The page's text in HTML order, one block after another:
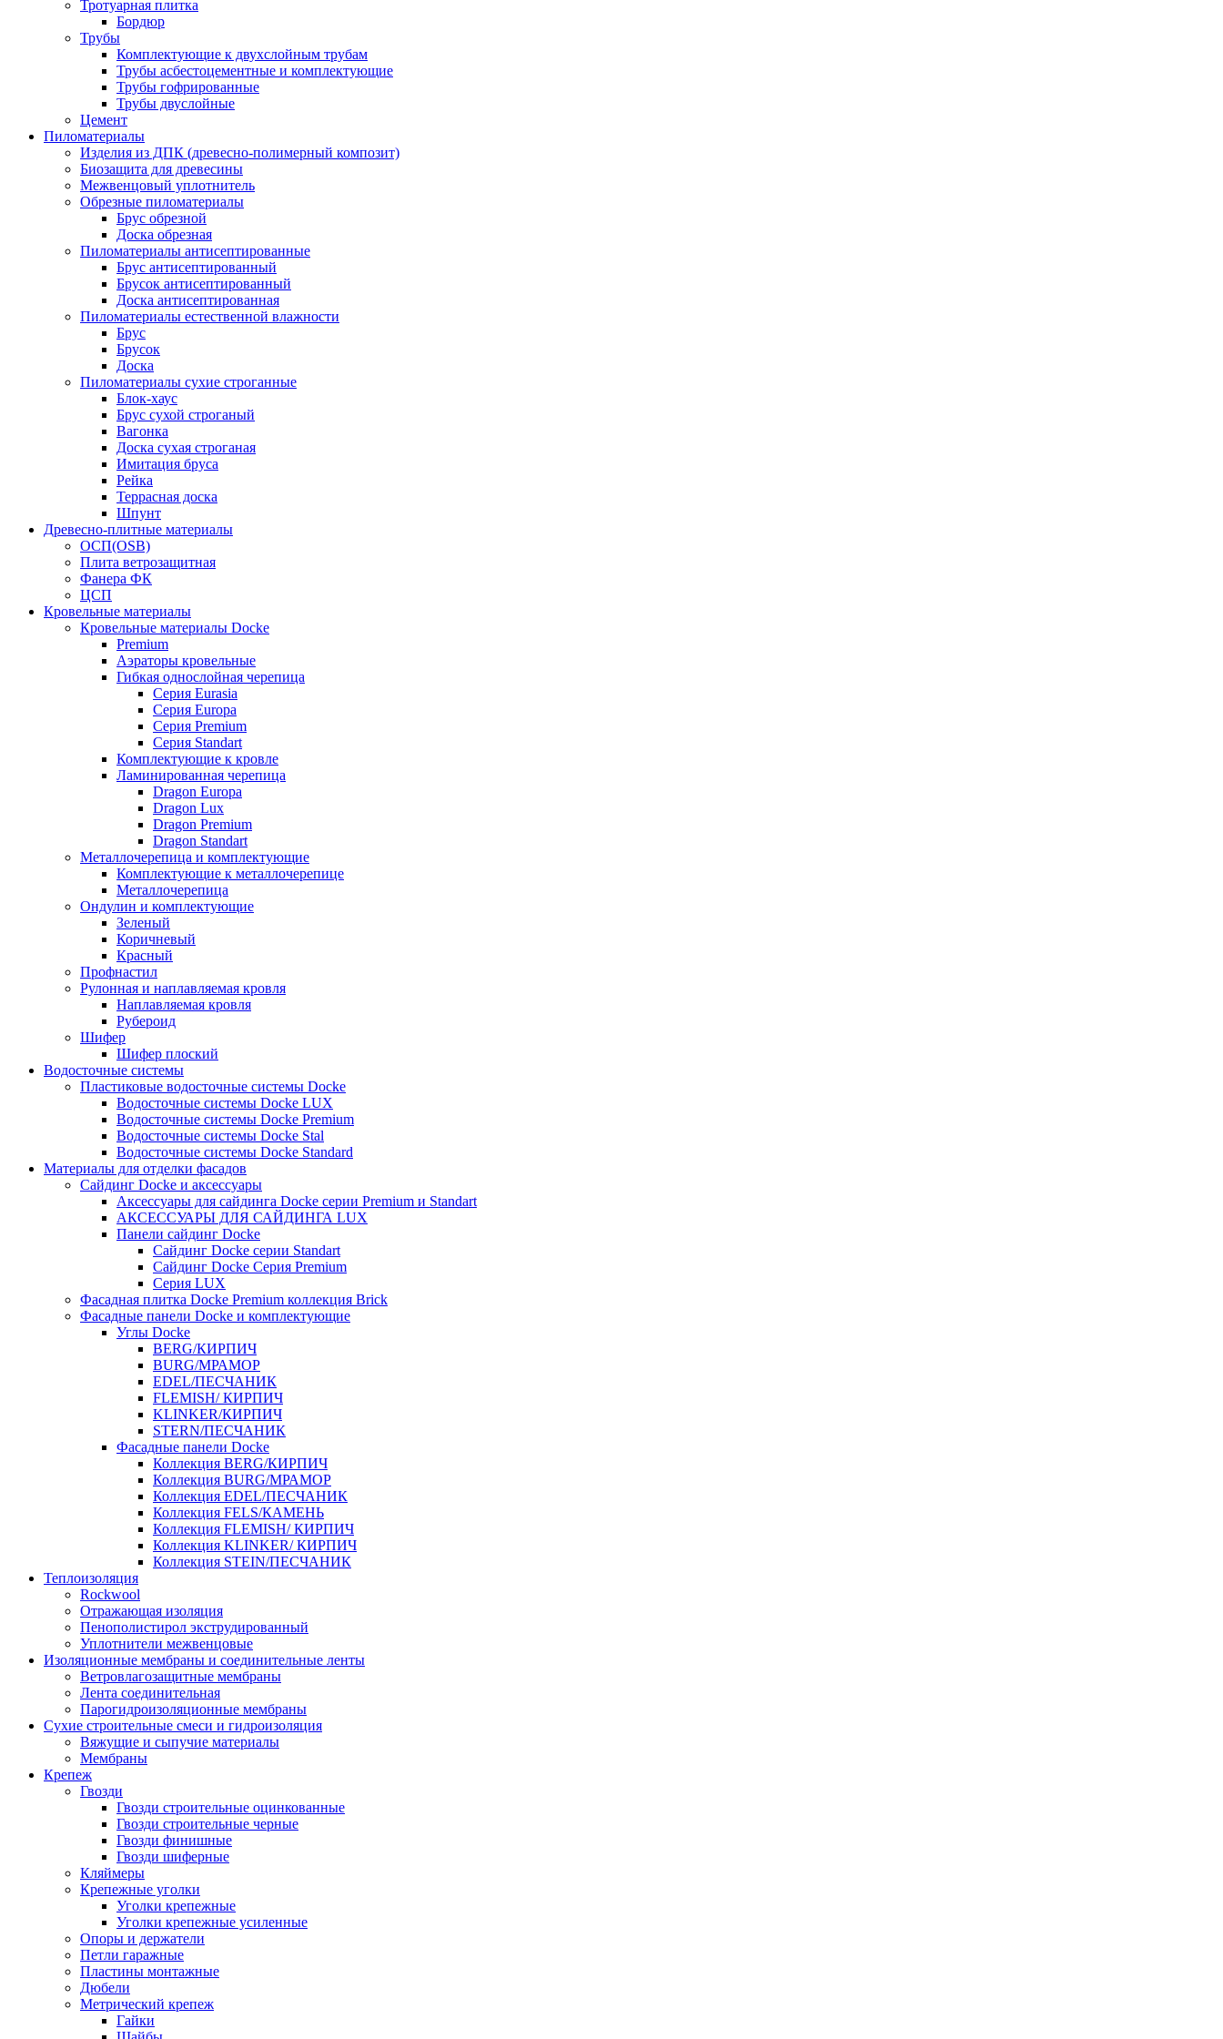
Тротуарная плитка
Бордюр
Трубы
Комплектующие к двухслойным трубам
Трубы асбестоцементные и комплектующие
Трубы гофрированные
Трубы двуслойные
Цемент
Пиломатериалы
Изделия из ДПК (древесно-полимерный композит)
Биозащита для древесины
Межвенцовый уплотнитель
Обрезные пиломатериалы
Брус обрезной
Доска обрезная
Пиломатериалы антисептированные
Брус антисептированный
Брусок антисептированный
Доска антисептированная
Пиломатериалы естественной влажности
Брус
Брусок
Доска
Пиломатериалы сухие строганные
Блок-хаус
Брус сухой строганый
Вагонка
Доска сухая строганая
Имитация бруса
Рейка
Террасная доска
Шпунт
Древесно-плитные материалы
ОСП(OSB)
Плита ветрозащитная
Фанера ФК
ЦСП
Кровельные материалы
Кровельные материалы Docke
Premium
Аэраторы кровельные
Гибкая однослойная черепица
Серия Eurasia
Серия Europa
Серия Premium
Серия Standart
Комплектующие к кровле
Ламинированная черепица
Dragon Europa
Dragon Lux
Dragon Premium
Dragon Standart
Металлочерепица и комплектующие
Комплектующие к металлочерепице
Металлочерепица
Ондулин и комплектующие
Зеленый
Коричневый
Красный
Профнастил
Рулонная и наплавляемая кровля
Наплавляемая кровля
Рубероид
Шифер
Шифер плоский
Водосточные системы
Пластиковые водосточные системы Docke
Водосточные системы Docke LUX
Водосточные системы Docke Premium
Водосточные системы Docke Stal
Водосточные системы Docke Standard
Материалы для отделки фасадов
Сайдинг Docke и аксессуары
Аксессуары для сайдинга Docke серии Premium и Standart
АКСЕССУАРЫ ДЛЯ САЙДИНГА LUX
Панели сайдинг Docke
Cайдинг Docke серии Standart
Сайдинг Docke Серия Premium
Серия LUX
Фасадная плитка Docke Premium коллекция Brick
Фасадные панели Docke и комплектующие
Углы Docke
BERG/КИРПИЧ
BURG/МРАМОР
EDEL/ПЕСЧАНИК
FLEMISH/ КИРПИЧ
KLINKER/КИРПИЧ
STERN/ПЕСЧАНИК
Фасадные панели Docke
Коллекция BERG/КИРПИЧ
Коллекция BURG/МРАМОР
Коллекция EDEL/ПЕСЧАНИК
Коллекция FELS/КАМЕНЬ
Коллекция FLEMISH/ КИРПИЧ
Коллекция KLINKER/ КИРПИЧ
Коллекция STEIN/ПЕСЧАНИК
Теплоизоляция
Rockwool
Отражающая изоляция
Пенополистирол экструдированный
Уплотнители межвенцовые
Изоляционные мембраны и соединительные ленты
Ветровлагозащитные мембраны
Лента соединительная
Парогидроизоляционные мембраны
Сухие строительные смеси и гидроизоляция
Вяжущие и сыпучие материалы
Мембраны
Крепеж
Гвозди
Гвозди строительные оцинкованные
Гвозди строительные черные
Гвозди финишные
Гвозди шиферные
Кляймеры
Крепежные уголки
Уголки крепежные
Уголки крепежные усиленные
Опоры и держатели
Петли гаражные
Пластины монтажные
Дюбели
Метрический крепеж
Гайки